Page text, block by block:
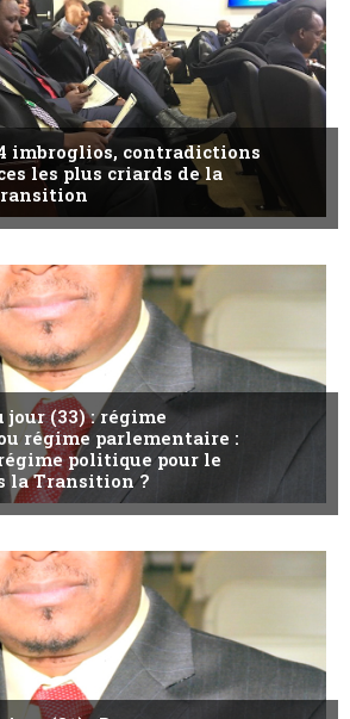
imbroglios, contradictions
les plus criards de la
jour (33) : régime
régime parlementaire :
politique pour le
la Transition ?